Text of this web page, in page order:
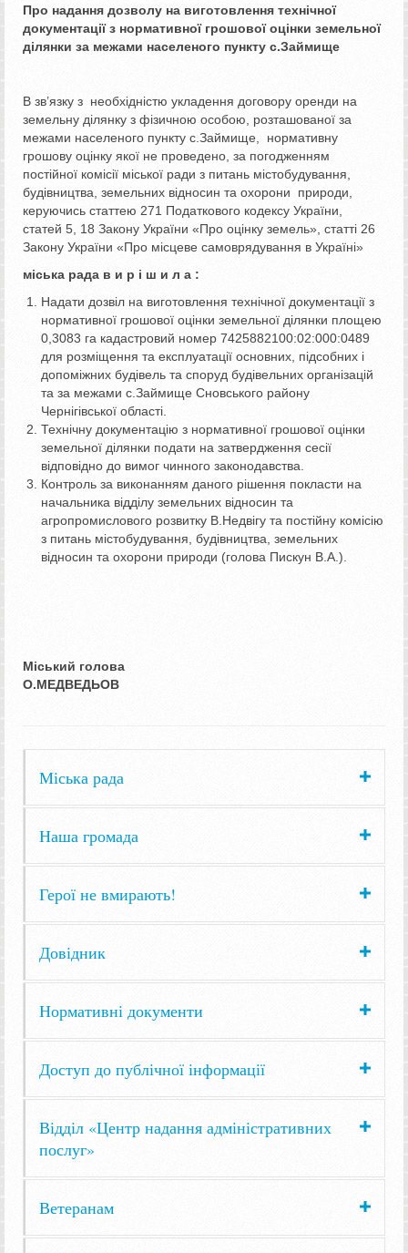
Про надання дозволу на виготовлення технічної
документації з нормативної грошової оцінки земельної
ділянки за межами населеного пункту с.Займище
В зв’язку з необхідністю укладення договору оренди на
земельну ділянку з фізичною особою, розташованої за
межами населеного пункту с.Займище, нормативну
грошову оцінку якої не проведено, за погодженням
постійної комісії міської ради з питань містобудування,
будівництва, земельних відносин та охорони природи,
керуючись статтею 271 Податкового кодексу України,
статей 5, 18 Закону України «Про оцінку земель», статті 26
Закону України «Про місцеве самоврядування в Україні»
міська рада в и р і ш и л а :
Надати дозвіл на виготовлення технічної документації з
нормативної грошової оцінки земельної ділянки площею
0,3083 га кадастровий номер 7425882100:02:000:0489
для розміщення та експлуатації основних, підсобних і
допоміжних будівель та споруд будівельних організацій
та за межами с.Займище Сновського району
Чернігівської області.
Технічну документацію з нормативної грошової оцінки
земельної ділянки подати на затвердження сесії
відповідно до вимог чинного законодавства.
Контроль за виконанням даного рішення покласти на
начальника відділу земельних відносин та
агропромислового розвитку В.Недвігу та постійну комісію
з питань містобудування, будівництва, земельних
відносин та охорони природи (голова Пискун В.А.).
Міський голова
О.МЕДВЕДЬОВ
Міська рада
Наша громада
Герої не вмирають!
Довідник
Нормативні документи
Доступ до публічної інформації
Відділ «Центр надання адміністративних
послуг»
Ветеранам